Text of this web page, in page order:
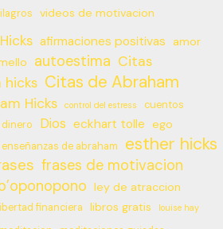
videos de motivacion
afirmaciones positivas
amor
autoestima Citas
hicks Citas de Abraham
Hicks control del estress cuentos
dinero Dios eckhart tolle ego
enseñanzas de abraham esther hicks
frases de motivacion
ley de atraccion
libertad financiera libros gratis louise hay